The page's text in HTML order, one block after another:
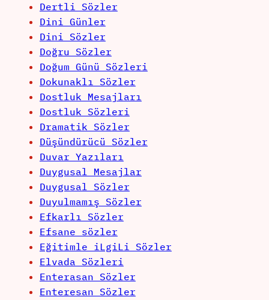
Dertli Sözler
Dini Günler
Dini Sözler
Doğru Sözler
Doğum Günü Sözleri
Dokunaklı Sözler
Dostluk Mesajları
Dostluk Sözleri
Dramatik Sözler
Düşündürücü Sözler
Duvar Yazıları
Duygusal Mesajlar
Duygusal Sözler
Duyulmamış Sözler
Efkarlı Sözler
Efsane sözler
Eğitimle iLgiLi Sözler
Elvada Sözleri
Enterasan Sözler
Enteresan Sözler